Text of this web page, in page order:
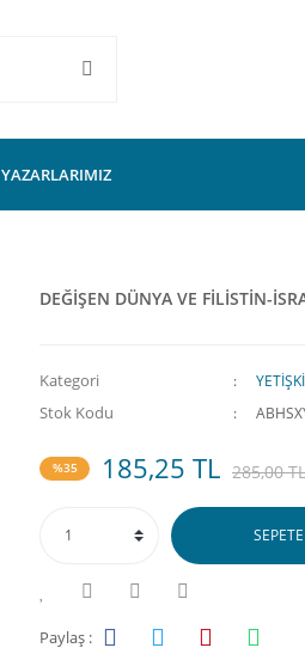
YAZARLARIMIZ
DEĞİŞEN DÜNYA VE FİLİSTİN-
Kategori
Stok Kodu
%35 185,25 TL 285,00 TL
Paylaş :